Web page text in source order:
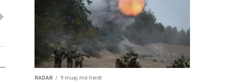
RADAR 9 muaj më herët